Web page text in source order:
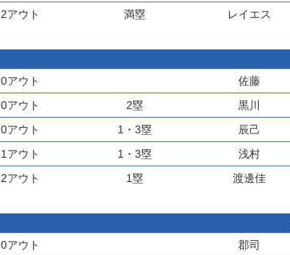
2アウト
満塁 レイエス
0アウト
佐藤
0アウト
2塁 黒川
0アウト
1・3塁 辰己
1アウト
1・3塁 浅村
2アウト
1塁 渡邊佳
0アウト
郡司